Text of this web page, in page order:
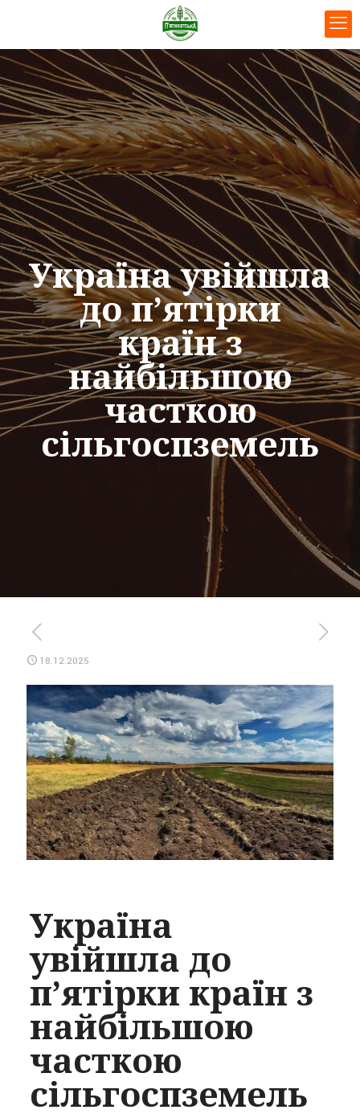
Україна увійшла
до п’ятірки
країн з
найбільшою
часткою
сільгоспземель
18.12.2025
Україна
увійшла до
п’ятірки країн з
найбільшою
часткою
сільгоспземель